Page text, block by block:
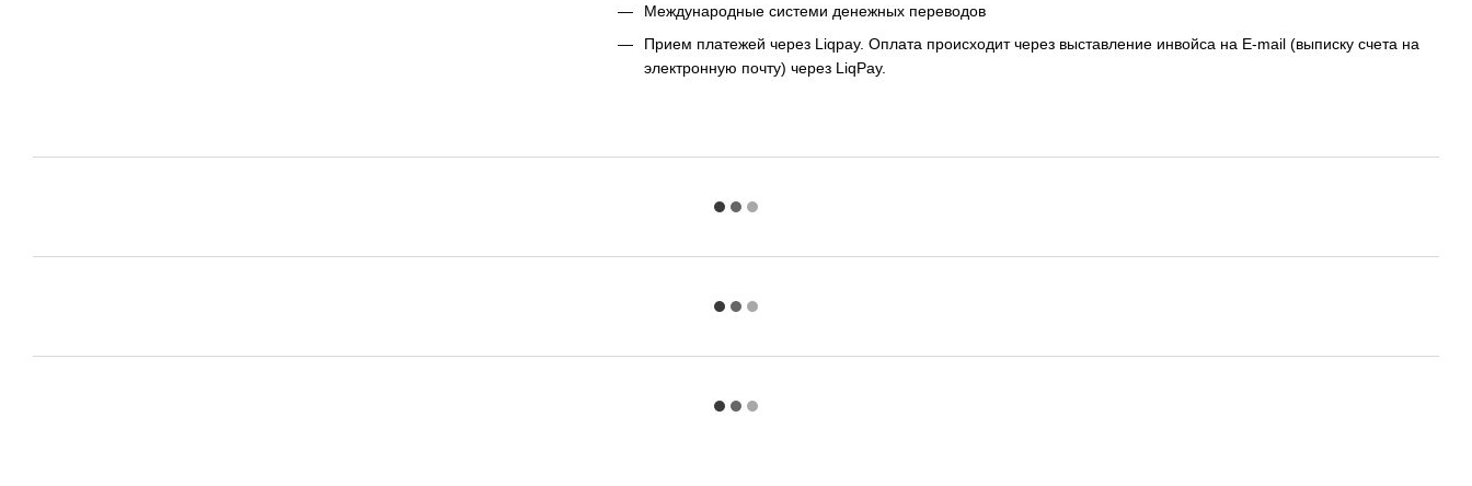
Международные системи денежных переводов
Прием платежей через Liqpay. Оплата происходит через выставление инвойса на E-mail (выписку счета на
электронную почту) через LiqPay.